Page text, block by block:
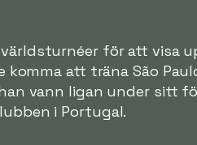
för att visa
att träna São
vann ligan under sitt
i Portugal.